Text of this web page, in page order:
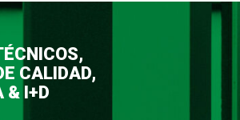
CALIDAD,
& I+D